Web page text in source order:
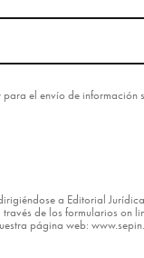
el envío de
a Editorial
de los formularios
página web: